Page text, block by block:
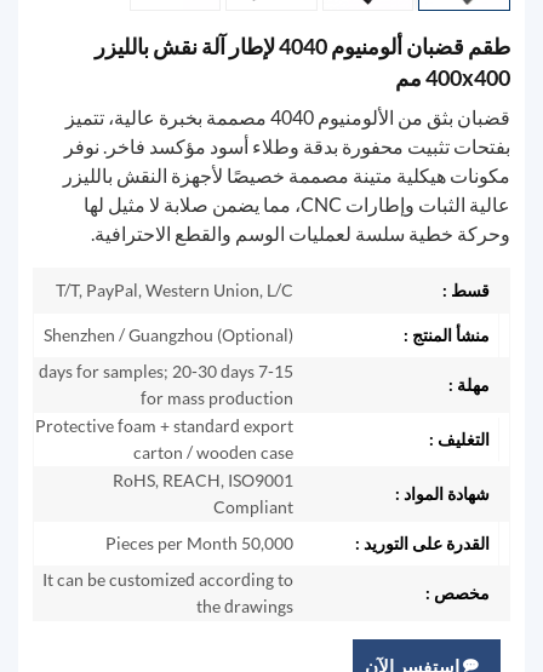
طقم قضبان ألومنيوم 4040 لإطار آلة نقش بالليزر
400x400 مم
قضبان بثق من الألومنيوم 4040 مصممة بخبرة عالية، تتميز
بفتحات تثبيت محفورة بدقة وطلاء أسود مؤكسد فاخر. نوفر
مكونات هيكلية متينة مصممة خصيصًا لأجهزة النقش بالليزر
عالية الثبات وإطارات CNC، مما يضمن صلابة لا مثيل لها
وحركة خطية سلسة لعمليات الوسم والقطع الاحترافية.
قسط : T/T, PayPal, Western Union, L/C
منشأ المنتج : Shenzhen / Guangzhou (Optional)
مهلة :
7-15 days for samples; 20-30 days
for mass production
التغليف :
Protective foam + standard export
carton / wooden case
شهادة المواد :
RoHS, REACH, ISO9001
Compliant
القدرة على التوريد :
50,000 Pieces per Month
مخصص :
It can be customized according to
the drawings
استفسر الآن